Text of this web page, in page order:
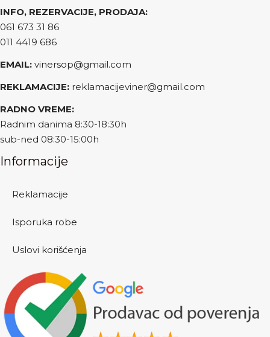
INFO, REZERVACIJE, PRODAJA:
061 673 31 86
011 4419 686
EMAIL: vinersop@gmail.com
REKLAMACIJE: reklamacijeviner@gmail.com
RADNO VREME:
Radnim danima 8:30-18:30h
sub-ned 08:30-15:00h
Informacije
Reklamacije
Isporuka robe
Uslovi korišćenja